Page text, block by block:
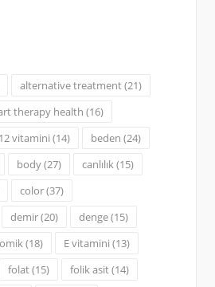
alternative treatment(21)
therapy health (16)
vitamini (14) beden (24)
body(27) canlılık (15)
color(37)
demir(20) denge(15)
(18) E vitamini (13)
folat(15) folik asit(14)